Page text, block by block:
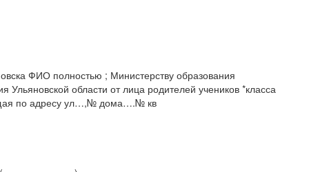
ФИО полностью ; Министерству образования
Ульяновской области от лица родителей учеников *класса
по адресу ул…,№ дома….№ кв